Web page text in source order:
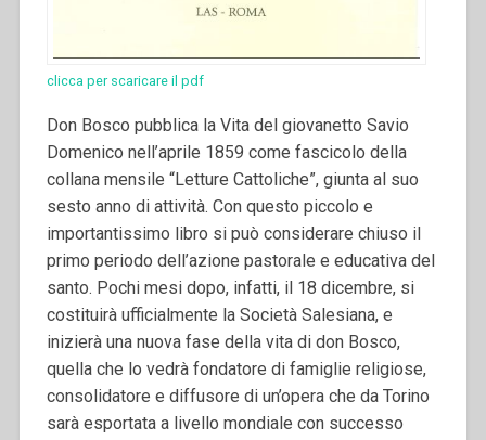
clicca per scaricare il pdf
Don Bosco pubblica la Vita del giovanetto Savio
Domenico nell’aprile 1859 come fascicolo della
collana mensile “Letture Cattoliche”, giunta al suo
sesto anno di attività. Con questo piccolo e
importantissimo libro si può considerare chiuso il
primo periodo dell’azione pastorale e educativa del
santo. Pochi mesi dopo, infatti, il 18 dicembre, si
costituirà ufficialmente la Società Salesiana, e
inizierà una nuova fase della vita di don Bosco,
quella che lo vedrà fondatore di famiglie religiose,
consolidatore e diffusore di un’opera che da Torino
sarà esportata a livello mondiale con successo